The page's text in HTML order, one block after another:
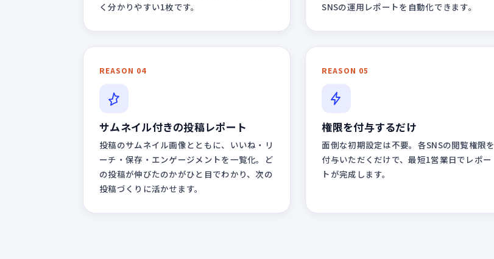
く分かりやすい1枚です。
SNSの運用レポートを自動化できます。
REASON 04
サムネイル付きの投稿レポート
投稿のサムネイル画像とともに、いいね・リ
ーチ・保存・エンゲージメントを一覧化。ど
の投稿が伸びたのかがひと目でわかり、次の
投稿づくりに活かせます。
REASON 05
権限を付与するだけ
面倒な初期設定は不要。各SNSの閲覧権限を
付与いただくだけで、最短1営業日でレポー
トが完成します。